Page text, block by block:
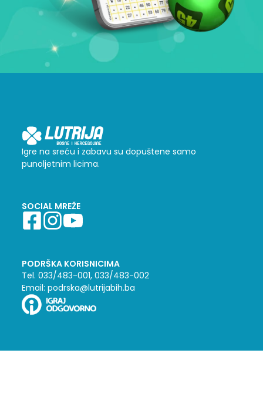
Igre na sreću i zabavu su dopuštene samo
punoljetnim licima.
SOCIAL MREŽE
PODRŠKA KORISNICIMA
Tel. 033/483-001, 033/483-002
Email: podrska@lutrijabih.ba